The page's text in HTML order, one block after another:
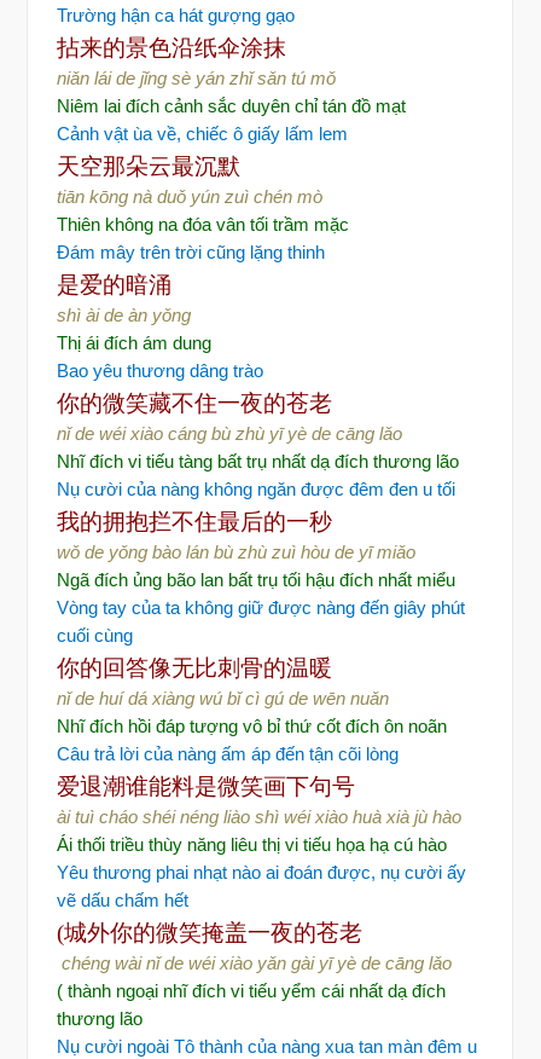
Trường hận ca hát gượng gạo
拈来的景色沿纸伞涂抹
niǎn lái de jǐng sè yán zhǐ sǎn tú mǒ
Niêm lai đích cảnh sắc duyên chỉ tán đồ mạt
Cảnh vật ùa về, chiếc ô giấy lấm lem
天空那朵云最沉默
tiān kōng nà duǒ yún zuì chén mò
Thiên không na đóa vân tối trầm mặc
Đám mây trên trời cũng lặng thinh
是爱的暗涌
shì ài de àn yǒng
Thị ái đích ám dung
Bao yêu thương dâng trào
你的微笑藏不住一夜的苍老
nǐ de wéi xiào cáng bù zhù yī yè de cāng lǎo
Nhĩ đích vi tiếu tàng bất trụ nhất dạ đích thương lão
Nụ cười của nàng không ngăn được đêm đen u tối
我的拥抱拦不住最后的一秒
wǒ de yǒng bào lán bù zhù zuì hòu de yī miǎo
Ngã đích ủng bão lan bất trụ tối hậu đích nhất miểu
Vòng tay của ta không giữ được nàng đến giây phút
cuối cùng
你的回答像无比刺骨的温暖
nǐ de huí dá xiàng wú bǐ cì gú de wēn nuǎn
Nhĩ đích hồi đáp tượng vô bỉ thứ cốt đích ôn noãn
Câu trả lời của nàng ấm áp đến tận cõi lòng
爱退潮谁能料是微笑画下句号
ài tuì cháo shéi néng liào shì wéi xiào huà xià jù hào
Ái thối triều thùy năng liêu thị vi tiếu họa hạ cú hào
Yêu thương phai nhạt nào ai đoán được, nụ cười ấy
vẽ dấu chấm hết
(城外你的微笑掩盖一夜的苍老
chéng wài nǐ de wéi xiào yǎn gài yī yè de cāng lǎo
( thành ngoại nhĩ đích vi tiếu yểm cái nhất dạ đích
thương lão
Nụ cười ngoài Tô thành của nàng xua tan màn đêm u